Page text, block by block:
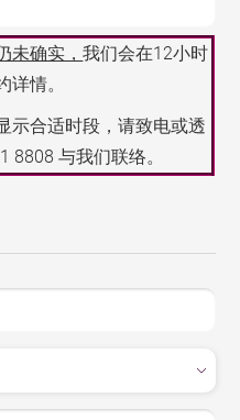
未确实，我们会在12小时
详情。
示合适时段，请致电或透
8808 与我们联络。